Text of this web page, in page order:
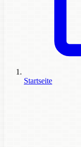
Startseite